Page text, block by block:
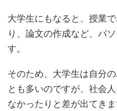
大学生にもなると、授業
り、論文の作成など、パ
す。
そのため、大学生は自分
とも多いのですが、社会
なかったりと差が出てきま